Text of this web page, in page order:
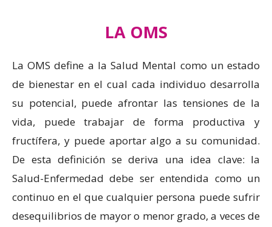
LA OMS
La OMS define a la Salud Mental como un estado
de bienestar en el cual cada individuo desarrolla
su potencial, puede afrontar las tensiones de la
vida, puede trabajar de forma productiva y
fructífera, y puede aportar algo a su comunidad.
De esta definición se deriva una idea clave: la
Salud-Enfermedad debe ser entendida como un
continuo en el que cualquier persona puede sufrir
desequilibrios de mayor o menor grado, a veces de